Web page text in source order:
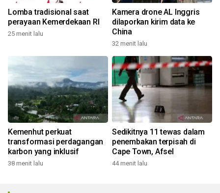
Lomba tradisional saat
perayaan Kemerdekaan RI
25 menit lalu
Kamera drone AL Inggris
dilaporkan kirim data ke
China
32 menit lalu
Kemenhut perkuat
transformasi perdagangan
karbon yang inklusif
38 menit lalu
Sedikitnya 11 tewas dalam
penembakan terpisah di
Cape Town, Afsel
44 menit lalu